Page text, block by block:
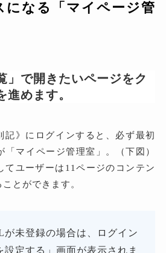
なる「マイページ管
」で開きたいページをク
進めます。
記》にログインすると、必ず最初
「マイページ管理室」。（下図）
てユーザーは11ページのコンテン
とができます。
が未登録の場合は、ログイン
定する」画面が表示されま